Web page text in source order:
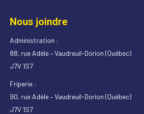
Nous joindre
Administration :
88, rue Adèle – Vaudreuil-Dorion (Québec)
J7V 1S7
Friperie :
90, rue Adèle – Vaudreuil-Dorion (Québec)
J7V 1S7